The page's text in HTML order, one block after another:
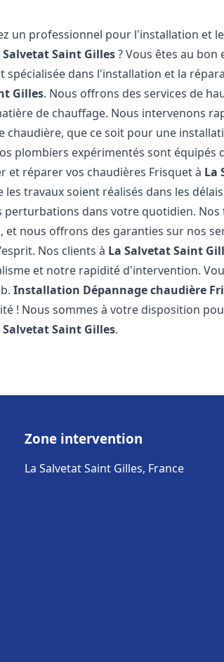
un professionnel pour l'installation et
Salvetat Saint Gilles? Vous êtes au
spécialisée dans l'installation et la
Gilles. Nous offrons des services de
de chauffage. Nous intervenons
chaudière, que ce soit pour une
plombiers expérimentés sont équipés
et réparer vos chaudières Frisquet à La
les travaux soient réalisés dans les
perturbations dans votre quotidien.
et nous offrons des garanties sur nos
Nos clients à La Salvetat Saint
et notre rapidité d'intervention.
Installation Dépannage chaudière
! Nous sommes à votre disposition
Salvetat Saint Gilles.
Zone intervention
La Salvetat Saint Gilles, France